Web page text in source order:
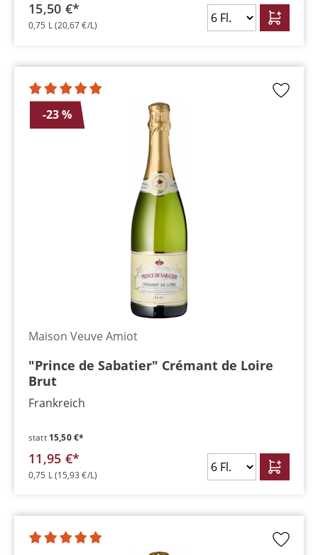
15,50 €*
0,75 L(20,67 €/L)
-23 %
Maison Veuve Amiot
"Prince de Sabatier" Crémant de Loire
Brut
Frankreich
statt 15,50 €*
11,95 €*
0,75 L(15,93 €/L)